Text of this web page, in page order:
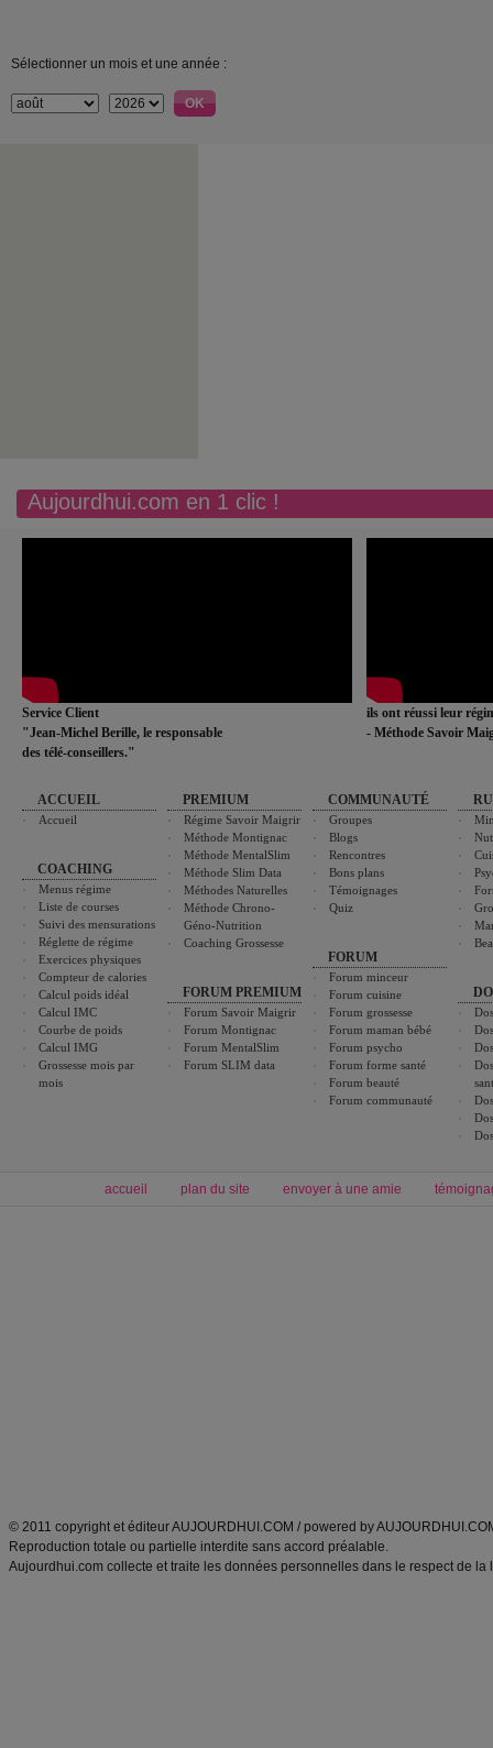
Sélectionner un mois et une année :
Aujourdhui.com en 1 clic !
Service Client
"Jean-Michel Berille, le responsable
des télé-conseillers."
ils ont réussi leur
- Méthode Savoir
ACCUEIL
Accueil
COACHING
Menus régime
Liste de courses
Suivi des mensurations
Réglette de régime
Exercices physiques
Compteur de calories
Calcul poids idéal
Calcul IMC
Courbe de poids
Calcul IMG
Grossesse mois par
mois
PREMIUM
Régime Savoir Maigrir
Méthode Montignac
Méthode MentalSlim
Méthode Slim Data
Méthodes Naturelles
Méthode Chrono-
Géno-Nutrition
Coaching Grossesse
FORUM PREMIUM
Forum Savoir Maigrir
Forum Montignac
Forum MentalSlim
Forum SLIM data
COMMUNAUTÉ
Groupes
Blogs
Rencontres
Bons plans
Témoignages
Quiz
FORUM
Forum minceur
Forum cuisine
Forum grossesse
Forum maman bébé
Forum psycho
Forum forme santé
Forum beauté
Forum communauté
accueil plan du site envoyer à une amie
© 2011 copyright et éditeur AUJOURDHUI.COM / powered by
Reproduction totale ou partielle interdite sans accord préalable.
Aujourdhui.com collecte et traite les données personnelles dans le respect de